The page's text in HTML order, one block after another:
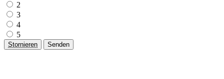
2
3
4
5
Stornieren Senden